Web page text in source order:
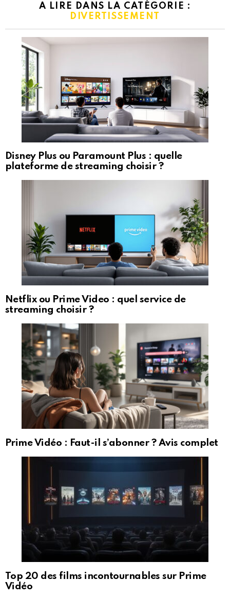
A LIRE DANS LA CATÉGORIE :
DIVERTISSEMENT
Disney Plus ou Paramount Plus : quelle
plateforme de streaming choisir ?
Netflix ou Prime Video : quel service de
streaming choisir ?
Prime Vidéo : Faut-il s’abonner ? Avis complet
Top 20 des films incontournables sur Prime
Vidéo